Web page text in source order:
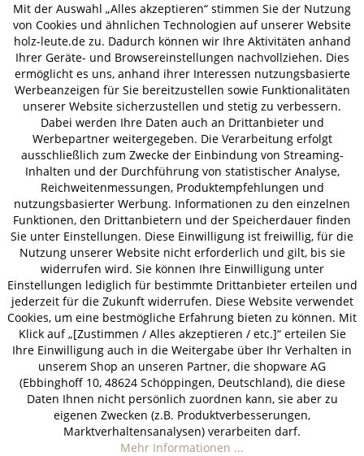
ZAHLUNGSARTEN
VERSAND
AGB Datenschutz
Impressum
© 2026 HOLZ-LEUTE
* Alle Preise inkl. gesetzl. Mehrwertsteuer zzgl.Versandkosten.
Mit der Auswahl „Alles akzeptieren“ stimmen Sie der Nutzung
von Cookies und ähnlichen Technologien auf unserer Website
holz-leute.de zu. Dadurch können wir Ihre Aktivitäten anhand
Ihrer Geräte- und Browsereinstellungen nachvollziehen. Dies
ermöglicht es uns, anhand ihrer Interessen nutzungsbasierte
Werbeanzeigen für Sie bereitzustellen sowie Funktionalitäten
unserer Website sicherzustellen und stetig zu verbessern.
Dabei werden Ihre Daten auch an Drittanbieter und
Werbepartner weitergegeben. Die Verarbeitung erfolgt
ausschließlich zum Zwecke der Einbindung von Streaming-
Inhalten und der Durchführung von statistischer Analyse,
Reichweitenmessungen, Produktempfehlungen und
nutzungsbasierter Werbung. Informationen zu den einzelnen
Funktionen, den Drittanbietern und der Speicherdauer finden
Sie unter Einstellungen. Diese Einwilligung ist freiwillig, für die
Nutzung unserer Website nicht erforderlich und gilt, bis sie
widerrufen wird. Sie können Ihre Einwilligung unter
Einstellungen lediglich für bestimmte Drittanbieter erteilen und
jederzeit für die Zukunft widerrufen. Diese Website verwendet
Cookies, um eine bestmögliche Erfahrung bieten zu können. Mit
Klick auf „[Zustimmen / Alles akzeptieren / etc.]“ erteilen Sie
Ihre Einwilligung auch in die Weitergabe über Ihr Verhalten in
unserem Shop an unseren Partner, die shopware AG
(Ebbinghoff 10, 48624 Schöppingen, Deutschland), die diese
Daten Ihnen nicht persönlich zuordnen kann, sie aber zu
eigenen Zwecken (z.B. Produktverbesserungen,
Marktverhaltensanalysen) verarbeiten darf.
Mehr Informationen ...